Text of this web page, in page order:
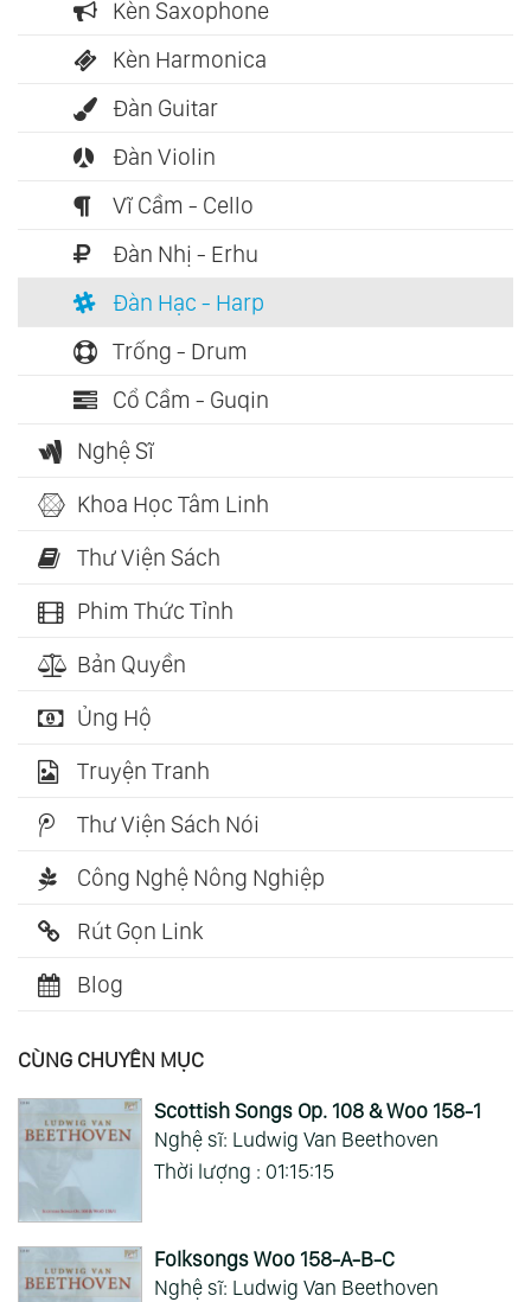
Kèn Saxophone
Kèn Harmonica
Đàn Guitar
Đàn Violin
Vĩ Cầm - Cello
Đàn Nhị - Erhu
Đàn Hạc - Harp
Trống - Drum
Cổ Cầm - Guqin
Nghệ Sĩ
Khoa Học Tâm Linh
Thư Viện Sách
Phim Thức Tỉnh
Bản Quyền
Ủng Hộ
Truyện Tranh
Thư Viện Sách Nói
Công Nghệ Nông Nghiệp
Rút Gọn Link
Blog
CÙNG CHUYÊN MỤC
Scottish Songs Op. 108 & Woo 158-1
Nghệ sĩ: Ludwig Van Beethoven
Thời lượng : 01:15:15
Folksongs Woo 158-A-B-C
Nghệ sĩ: Ludwig Van Beethoven